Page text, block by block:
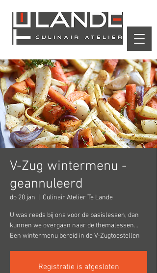
V-Zug wintermenu -
geannuleerd
do 20 jan Culinair Atelier Te Lande
U was reeds bij ons voor de basislessen, dan
kunnen we overgaan naar de themalessen...
Een wintermenu bereid in de V-Zugtoestellen
Registratie is afgesloten